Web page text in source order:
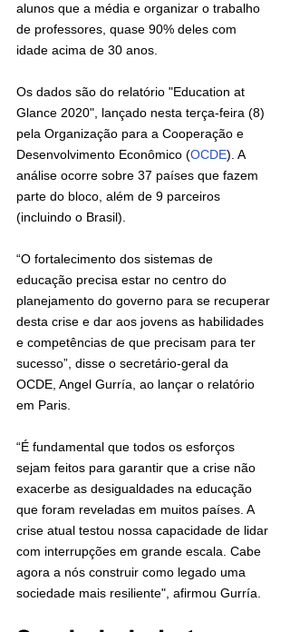
alunos que a média e organizar o trabalho
de professores, quase 90% deles com
idade acima de 30 anos.
Os dados são do relatório "Education at
Glance 2020", lançado nesta terça-feira (8)
pela Organização para a Cooperação e
Desenvolvimento Econômico (OCDE). A
análise ocorre sobre 37 países que fazem
parte do bloco, além de 9 parceiros
(incluindo o Brasil).
“O fortalecimento dos sistemas de
educação precisa estar no centro do
planejamento do governo para se recuperar
desta crise e dar aos jovens as habilidades
e competências de que precisam para ter
sucesso”, disse o secretário-geral da
OCDE, Angel Gurría, ao lançar o relatório
em Paris.
“É fundamental que todos os esforços
sejam feitos para garantir que a crise não
exacerbe as desigualdades na educação
que foram reveladas em muitos países. A
crise atual testou nossa capacidade de lidar
com interrupções em grande escala. Cabe
agora a nós construir como legado uma
sociedade mais resiliente", afirmou Gurría.